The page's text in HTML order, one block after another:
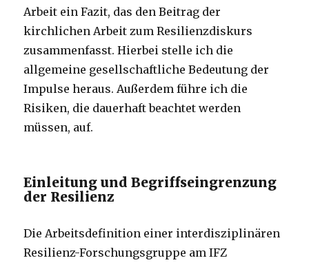
Arbeit ein Fazit, das den Beitrag der
kirchlichen Arbeit zum Resilienzdiskurs
zusammenfasst. Hierbei stelle ich die
allgemeine gesellschaftliche Bedeutung der
Impulse heraus. Außerdem führe ich die
Risiken, die dauerhaft beachtet werden
müssen, auf.
Einleitung und Begriffseingrenzung
der Resilienz
Die Arbeitsdefinition einer interdisziplinären
Resilienz-Forschungsgruppe am IFZ